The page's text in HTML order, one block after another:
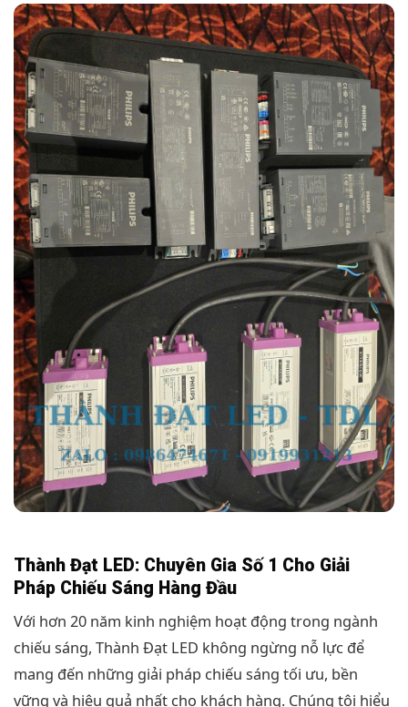
Thành Đạt LED: Chuyên Gia Số 1 Cho Giải
Pháp Chiếu Sáng Hàng Đầu
Với hơn 20 năm kinh nghiệm hoạt động trong ngành
chiếu sáng, Thành Đạt LED không ngừng nỗ lực để
mang đến những giải pháp chiếu sáng tối ưu, bền
vững và hiệu quả nhất cho khách hàng. Chúng tôi hiểu